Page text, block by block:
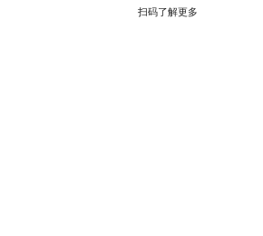
扫码了解更多